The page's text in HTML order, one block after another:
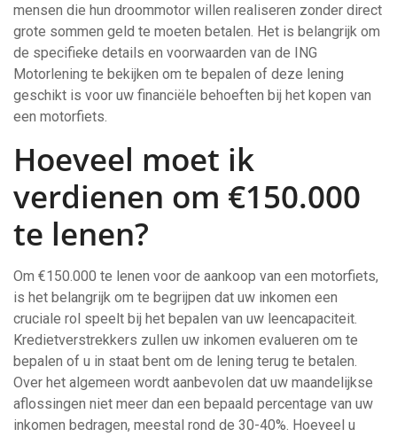
mensen die hun droommotor willen realiseren zonder direct
grote sommen geld te moeten betalen. Het is belangrijk om
de specifieke details en voorwaarden van de ING
Motorlening te bekijken om te bepalen of deze lening
geschikt is voor uw financiële behoeften bij het kopen van
een motorfiets.
Hoeveel moet ik
verdienen om €150.000
te lenen?
Om €150.000 te lenen voor de aankoop van een motorfiets,
is het belangrijk om te begrijpen dat uw inkomen een
cruciale rol speelt bij het bepalen van uw leencapaciteit.
Kredietverstrekkers zullen uw inkomen evalueren om te
bepalen of u in staat bent om de lening terug te betalen.
Over het algemeen wordt aanbevolen dat uw maandelijkse
aflossingen niet meer dan een bepaald percentage van uw
inkomen bedragen, meestal rond de 30-40%. Hoeveel u